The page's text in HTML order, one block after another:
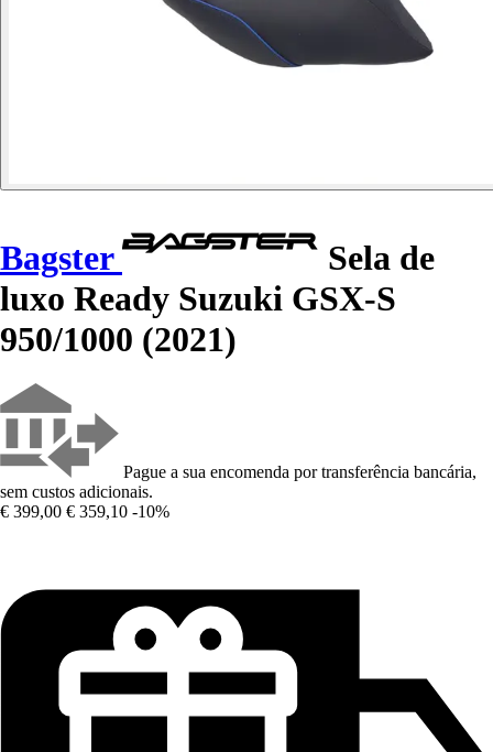
Bagster
Sela de
luxo Ready Suzuki GSX-S
950/1000 (2021)
Pague a sua encomenda por transferência bancária,
sem custos adicionais.
€ 399,00 € 359,10 -10%